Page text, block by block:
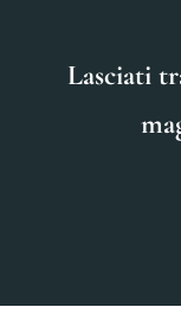
Lasciati